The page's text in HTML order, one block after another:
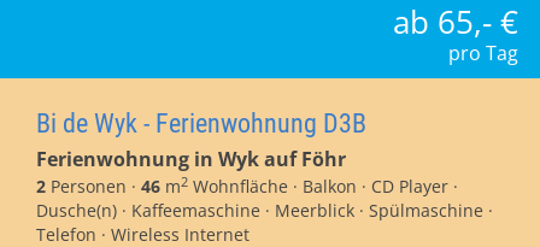
ab 65,- €
pro Tag
Bi de Wyk - Ferienwohnung D3B
Ferienwohnung in Wyk auf Föhr
2 Personen · 46 m2 Wohnfläche · Balkon · CD Player ·
Dusche(n) · Kaffeemaschine · Meerblick · Spülmaschine ·
Telefon · Wireless Internet